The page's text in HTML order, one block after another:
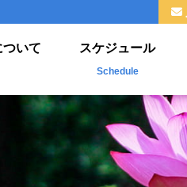
ついて スケジュール
Schedule